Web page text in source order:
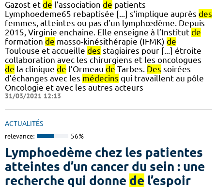
Gazost et de l’association de patients
Lymphoedeme65 rebaptisée [...] s’implique auprès des
femmes, atteintes ou pas d’un lymphœdème. Depuis
2015, Virginie enchaine. Elle enseigne à l’Institut de
formation de masso-kinésithérapie (IFMK) de
Toulouse et accueille des stagiaires pour [...] étroite
collaboration avec les chirurgiens et les oncologues
de la clinique de l’Ormeau de Tarbes. Des soirées
d’échanges avec les médecins qui travaillent au pôle
Oncologie et avec les autres acteurs
31/03/2021 12:13
ACTUALITÉS
relevance: 56%
Lymphoedème chez les patientes
atteintes d’un cancer du sein : une
recherche qui donne de l’espoir